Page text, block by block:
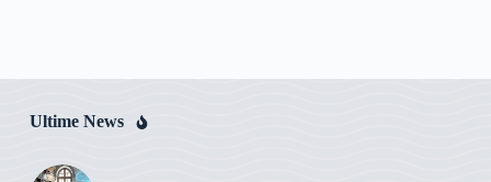
Ultime News